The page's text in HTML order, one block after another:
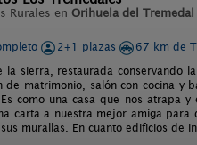
Rurales en Orihuela del Tremedal
2+1 plazas
67 km de
la sierra, restaurada conservando
de matrimonio, salón con cocina y
como una casa que nos atrapa
carta a nuestra mejor amiga
murallas. En cuanto edificios de